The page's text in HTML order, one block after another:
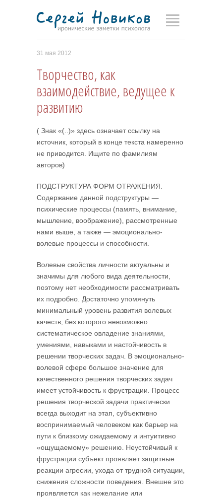
31 мая 2012
Творчество, как
взаимодействие, ведущее к
развитию
( Знак «(..)» здесь означает ссылку на
источник, который в конце текста намеренно
не приводится. Ищите по фамилиям
авторов)
ПОДСТРУКТУРА ФОРМ ОТРАЖЕНИЯ.
Содержание данной подструктуры —
психические процессы (память, внимание,
мышление, воображение), рассмотренные
нами выше, а также — эмоционально-
волевые процессы и способности.
Волевые свойства личности актуальны и
значимы для любого вида деятельности,
поэтому нет необходимости рассматривать
их подробно. Достаточно упомянуть
минимальный уровень развития волевых
качеств, без которого невозможно
систематическое овладение знаниями,
умениями, навыками и настойчивость в
решении творческих задач. В эмоционально-
волевой сфере большое значение для
качественного решения творческих задач
имеет устойчивость к фрустрации. Процесс
решения творческой задачи практически
всегда выходит на этап, субъективно
воспринимаемый человеком как барьер на
пути к близкому ожидаемому и интуитивно
«ощущаемому» решению. Неустойчивый к
фрустрации субъект проявляет защитные
реакции агресии, ухода от трудной ситуации,
снижения сложности поведения. Внешне это
проявляется как нежелание или